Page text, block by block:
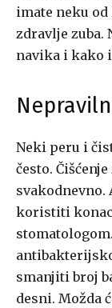
imate neku
zdravlje zuba.
navika i kako
Neki peru i
često.
koristiti konac
smanjiti broj
desni. Možda